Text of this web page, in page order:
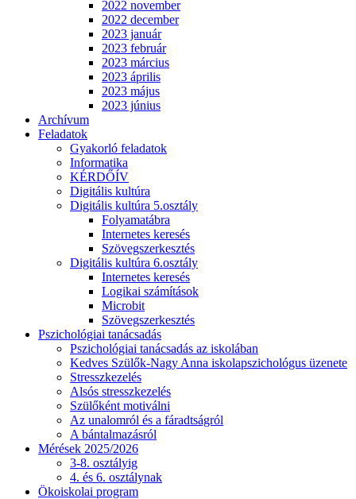
2022 november
2022 december
2023 január
2023 február
2023 március
2023 április
2023 május
2023 június
Archívum
Feladatok
Gyakorló feladatok
Informatika
KÉRDŐÍV
Digitális kultúra
Digitális kultúra 5.osztály
Folyamatábra
Internetes keresés
Szövegszerkesztés
Digitális kultúra 6.osztály
Internetes keresés
Logikai számítások
Microbit
Szövegszerkesztés
Pszichológiai tanácsadás
Pszichológiai tanácsadás az iskolában
Kedves Szülők-Nagy Anna iskolapszichológus üzenete
Stresszkezelés
Alsós stresszkezelés
Szülőként motiválni
Az unalomról és a fáradtságról
A bántalmazásról
Mérések 2025/2026
3-8. osztályig
4. és 6. osztálynak
Ökoiskolai program